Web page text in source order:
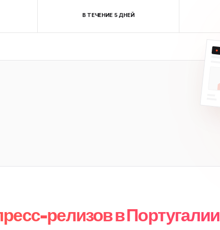
В ТЕЧЕНИЕ 5 ДНЕЙ
релизов в Португалии